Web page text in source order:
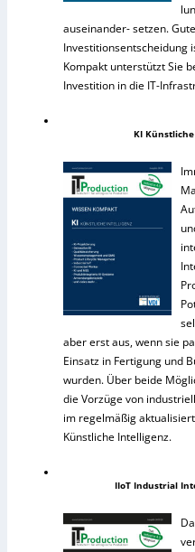
auseinander- setzen.
Investitionsentscheidung
Kompakt unterstützt Sie
Investition in die IT-
KI
aber erst aus, wenn sie
Einsatz in Fertigung und
wurden. Über beide
die Vorzüge von
im regelmäßig
Künstliche Intelligenz.
IIoT Industrial